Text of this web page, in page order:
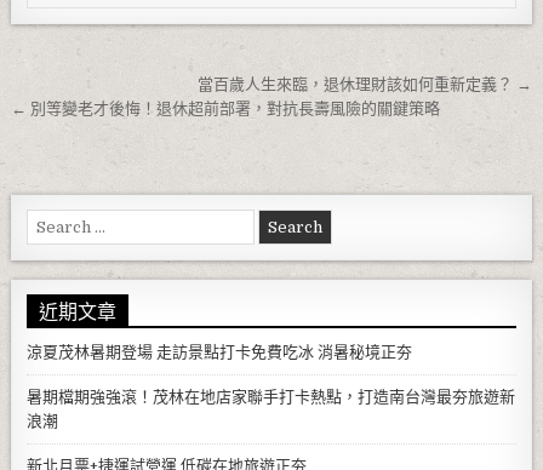
文章導覽
當百歲人生來臨，退休理財該如何重新定義？ →
← 別等變老才後悔！退休超前部署，對抗長壽風險的關鍵策略
Search for:
近期文章
涼夏茂林暑期登場 走訪景點打卡免費吃冰 消暑秘境正夯
暑期檔期強強滾！茂林在地店家聯手打卡熱點，打造南台灣最夯旅遊新
浪潮
新北月票+捷運試營運 低碳在地旅遊正夯